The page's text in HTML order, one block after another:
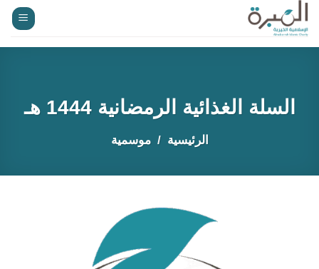
تخطي
للمحتوى
السلة الغذائية الرمضانية 1444 هـ
الرئيسية موسمية